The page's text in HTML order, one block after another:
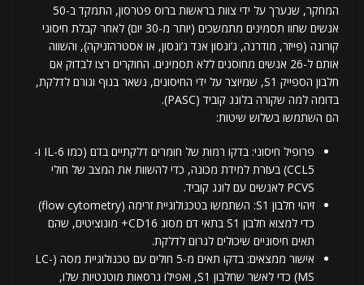
המחקר, שנערך על ידי צוות בראשות ברוס פטרסון, התמקד ב-50
אנשים שחוו תסמינים מתמשכים (יותר מ-30 יום) לאחר קבלת חיסוני
קורונה (פייזר, מודרנה, ג’ונסון אנד ג’ונסון, או אסטרהזניקה), והשווה
אותם ל-26 אנשים מחוסנים ללא תסמינים. החוקרים רצו לבדוק אם
חלבון הספייק S1, שמיוצר על ידי החיסונים, נשאר בגוף וגורם לדלקת,
בדומה למה שקורה בלונג קוביד (PASC).
הם השתמשו בשלוש שיטות:
פרופיל חיסוני: בדקו רמות של חומרים דלקתיים בדם (כמו IL-6 ו-
CCL5) בעזרת למידת מכונה, כדי להשוות את המצב של חולי
PCVS לאנשים עם לונג קוביד.
זיהוי חלבון S1: השתמשו בטכנולוגיית זרימה (flow cytometry)
כדי למצוא חלבון S1 בתאי דם מסוג CD16+ מונוציטים, שהם
תאים חיסוניים שיכולים לגרום לדלקת.
אישור ממצאים: בדקו תאים מ-5 חולים עם טכנולוגיית מסה (LC-
MS) כדי לאשר שחלבון S1, ואפילו גרסאות מוטנטיות שלו,